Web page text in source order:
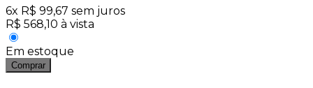
6x R$ 99,67 sem juros
R$ 568,10 à vista
Em estoque
Comprar